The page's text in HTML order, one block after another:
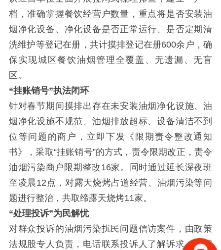
档，准确掌握餐饮经营户数量，重点将是否安装油
烟净化设备、净化设备是否正常运行、是否定期清
洗维护等登记在册，共计摸排登记在册600余户，确
保实现城区餐饮油烟管理全覆盖、无遗漏、无盲
区。
“挂账销号”执法闭环
针对春节期间摸排出存在未安装油烟净化设施、油
烟净化设施不规范、油烟排放超标、设备清洁不到
位等问题的商户，立即下发《限期责令整改通知
书》，采取“挂账销号”的方式，责令限期改正，责令
油烟污染商户限期整改16家。同时通过延长深夜班
至凌晨 12 点，对露天烧烤占道经营、油烟污染等问
题进行整治，共取缔露天烧烤11家。
“处理投诉”为民解忧
对群众投诉的油烟污染扰民问题信访案件，由政策
法规股专人负责，电话联系投诉人了解诉求，再深